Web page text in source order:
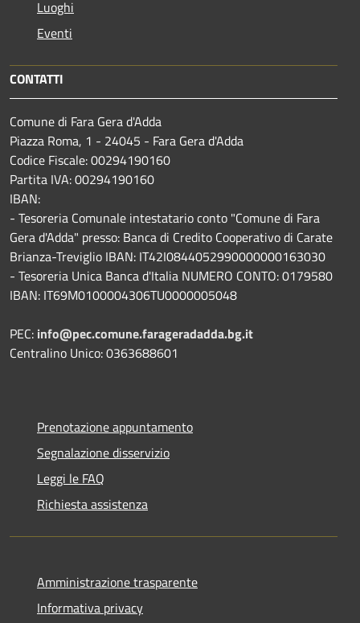
Luoghi
Eventi
CONTATTI
Comune di Fara Gera d'Adda
Piazza Roma, 1 - 24045 - Fara Gera d'Adda
Codice Fiscale: 00294190160
Partita IVA: 00294190160
IBAN:
- Tesoreria Comunale intestatario conto "Comune di Fara
Gera d'Adda" presso: Banca di Credito Cooperativo di Carate
Brianza-Treviglio IBAN: IT42I0844052990000000163030
- Tesoreria Unica Banca d'Italia NUMERO CONTO: 0179580
IBAN: IT69M0100004306TU0000005048
PEC: info@pec.comune.farageradadda.bg.it
Centralino Unico: 0363688601
Prenotazione appuntamento
Segnalazione disservizio
Leggi le FAQ
Richiesta assistenza
Amministrazione trasparente
Informativa privacy